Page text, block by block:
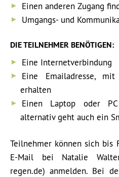
Einen anderen Zugang
Umgangs- und
DIE TEILNEHMER BENÖTIGEN:
Eine Internetverbindung
Eine Emailadresse,
erhalten
Einen Laptop oder
alternativ geht auch ein
Teilnehmer können sich bis
E-Mail bei Natalie
regen.de) anmelden. Bei